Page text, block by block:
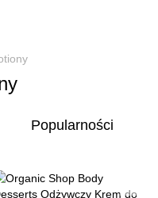
Popularności